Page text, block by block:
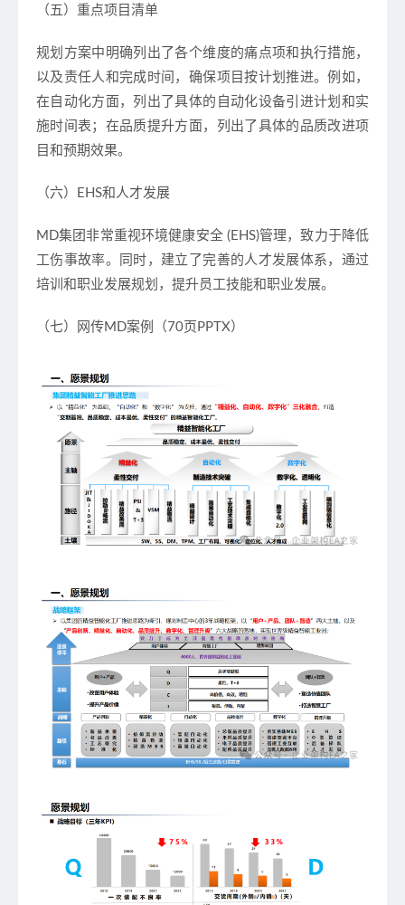
（五）重点项目清单
规划方案中明确列出了各个维度的痛点项和执行措施，
以及责任人和完成时间，确保项目按计划推进。例如，
在自动化方面，列出了具体的自动化设备引进计划和实
施时间表；在品质提升方面，列出了具体的品质改进项
目和预期效果。
（六）EHS和人才发展
MD集团非常重视环境健康安全 (EHS)管理，致力于降低
工伤事故率。同时，建立了完善的人才发展体系，通过
培训和职业发展规划，提升员工技能和职业发展。
（七）网传MD案例（70页PPTX）